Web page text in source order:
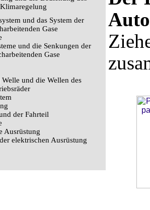
und das System der
Gase
und die Senkungen der
Gase
und die Wellen des
der Fahrteil
Ausrüstung
elektrischen Ausrüstung